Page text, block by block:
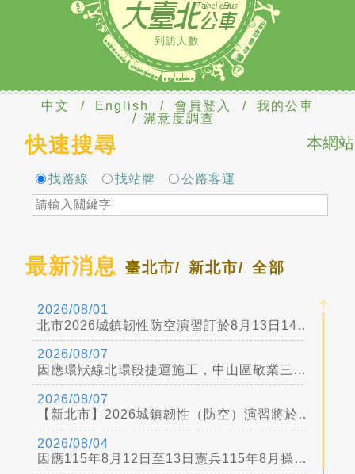
到訪人數
中文 / English / 會員登入 /
我的公車
/ 滿意度調查
本網
快速搜尋
找路線 找站牌 公路客運
最新消息臺北市/ 新北市/ 全部
2026/08/01
北市2026城鎮韌性防空演習訂於8月13日14時30分至15時實施
2026/08/07
因應環狀線北環段捷運施工，中山區敬業三路與樂群三路口交通管制，公車配合調整措施，詳情請見公運處新聞稿
2026/08/07
【新北市】2026城鎮韌性（防空）演習將於8月13日下午2時30分至3時實施
2026/08/04
因應115年8月12日至13日憲兵115年8月操演任務交通管制公車配合調整措施詳公運處網頁